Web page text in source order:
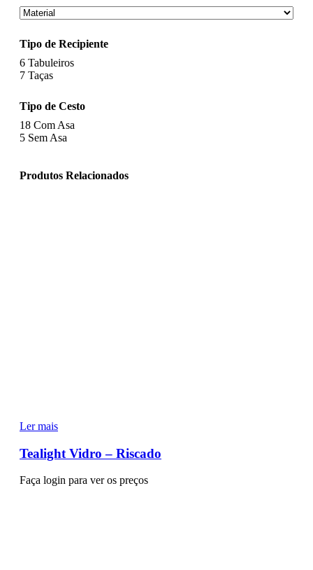
Tipo de Recipiente
6 Tabuleiros
7 Taças
Tipo de Cesto
18 Com Asa
5 Sem Asa
Produtos Relacionados
Ler mais
Tealight Vidro – Riscado
Faça login para ver os preços